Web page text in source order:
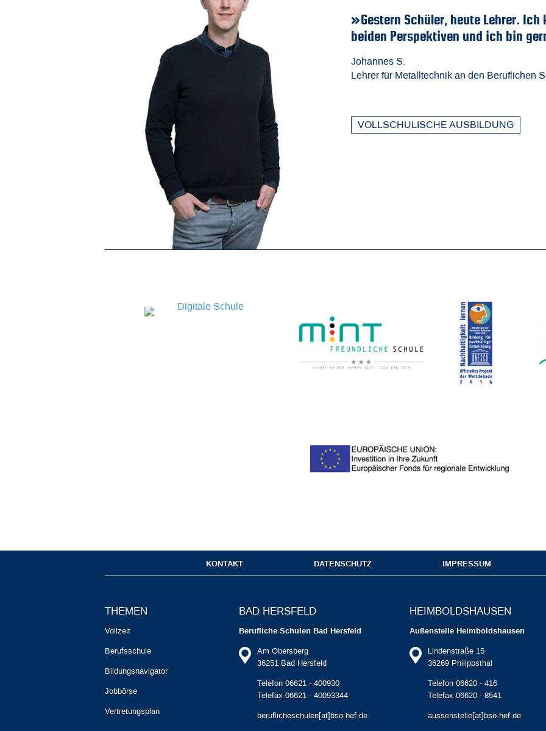
»Gestern Schüler, heute Lehrer. Ich kenne die Schule jetzt aus
beiden Perspektiven und ich bin gerne hier. Damals wie heute!«
Lehrer für Metalltechnik an den Beruflichen Schulen Bad Hersfeld
VOLLSCHULISCHE AUSBILDUNG
KONTAKT DATENSCHUTZ IMPRESSUM
THEMEN
Vollzeit
Berufsschule
Bildungsnavigator
Jobbörse
Vertretungsplan
BAD HERSFELD
Berufliche Schulen Bad Hersfeld
Am Obersberg
36251 Bad Hersfeld
Telefon 06621 - 400930
Telefax 06621 - 40093344
beruflicheschulen[at]bso-hef.de
HEIMBOLDS­HAUSEN
Außenstelle Heimboldshausen
Lindenstraße 15
36269 Philippsthal
Telefon 06620 - 416
Telefax 06620 - 8541
aussenstelle[at]bso-hef.de